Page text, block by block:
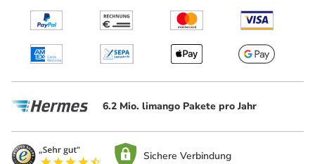
6.2 Mio. limango Pakete pro Jahr
Sichere Verbindung